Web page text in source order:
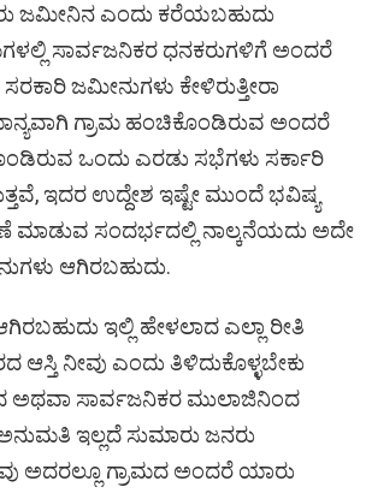
ಜಮೀನಿನ ಎಂದು ಕರೆಯಬಹುದು
ಸಾರ್ವಜನಿಕರ ಧನಕರುಗಳಿಗೆ ಅಂದರೆ
ಜಮೀನುಗಳು ಕೇಳಿರುತ್ತೀರಾ
ಗ್ರಾಮ ಹಂಚಿಕೊಂಡಿರುವ ಅಂದರೆ
ಒಂದು ಎರಡು ಸಭೆಗಳು ಸರ್ಕಾರಿ
ಇದರ ಉದ್ದೇಶ ಇಷ್ಟೇ ಮುಂದೆ ಭವಿಷ್ಯ
ಮಾಡುವ ಸಂದರ್ಭದಲ್ಲಿ ನಾಲ್ಕನೆಯದು ಅದೇ
ಆಗಿರಬಹುದು.
ಇಲ್ಲಿ ಹೇಳಲಾದ ಎಲ್ಲಾ ರೀತಿ
ಆಸ್ತಿ ನೀವು ಎಂದು ತಿಳಿದುಕೊಳ್ಳಬೇಕು
ಅಥವಾ ಸಾರ್ವಜನಿಕರ ಮುಲಾಜಿನಿಂದ
ಇಲ್ಲದೆ ಸುಮಾರು ಜನರು
ಅದರಲ್ಲೂ ಗ್ರಾಮದ ಅಂದರೆ ಯಾರು